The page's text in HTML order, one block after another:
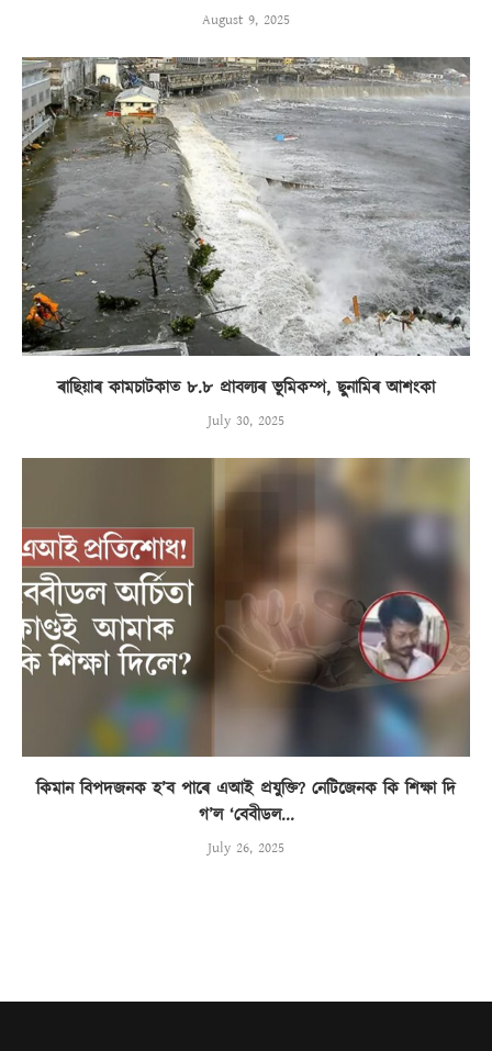
August 9, 2025
ৰাছিয়াৰ কামচাটকাত ৮.৮ প্ৰাবল্যৰ ভূমিকম্প, ছুনামিৰ আশংকা
July 30, 2025
কিমান বিপদজনক হ’ব পাৰে এআই প্ৰযুক্তি? নেটিজেনক কি শিক্ষা দি
গ’ল ‘বেবীডল...
July 26, 2025